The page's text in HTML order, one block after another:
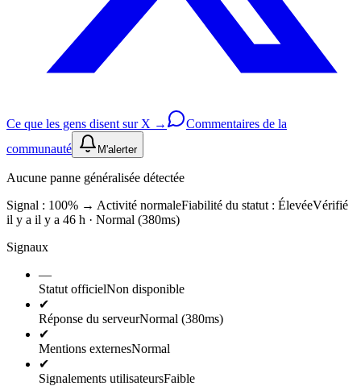
Ce que les gens disent sur X →
Commentaires de la
communauté
M'alerter
Aucune panne généralisée détectée
Signal : 100% → Activité normaleFiabilité du statut : ÉlevéeVérifié
il y a il y a 46 h · Normal (380ms)
Signaux
—
Statut officielNon disponible
✔
Réponse du serveurNormal (380ms)
✔
Mentions externesNormal
✔
Signalements utilisateursFaible